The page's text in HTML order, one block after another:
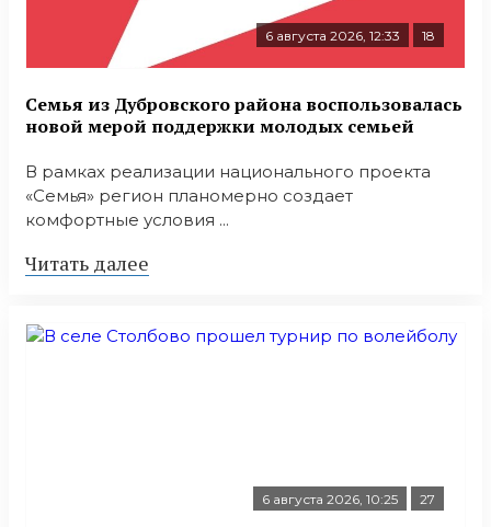
6 августа 2026, 12:33 18
Семья из Дубровского района воспользовалась
новой мерой поддержки молодых семьей
В рамках реализации национального проекта
«Семья» регион планомерно создает
комфортные условия ...
Читать далее
6 августа 2026, 10:25 27